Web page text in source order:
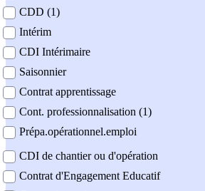
CDD (1)
Intérim
CDI Intérimaire
Saisonnier
Contrat apprentissage
Cont. professionnalisation (1)
Prépa.opérationnel.emploi
CDI de chantier ou d'opération
Contrat d'Engagement Educatif